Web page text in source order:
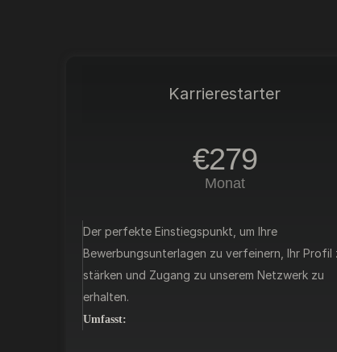
Karrierestarter
€279
Monat
Der perfekte Einstiegspunkt, um Ihre
Bewerbungsunterlagen zu verfeinern, Ihr Profil
stärken und Zugang zu unserem Netzwerk zu
erhalten.
Umfasst: